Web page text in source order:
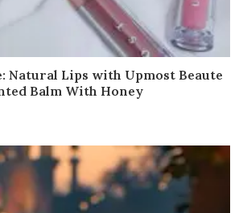
Natural Lips with Upmost Beaute
Balm With Honey